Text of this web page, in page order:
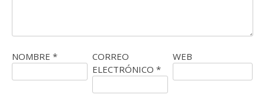
NOMBRE *
CORREO
ELECTRÓNICO *
WEB